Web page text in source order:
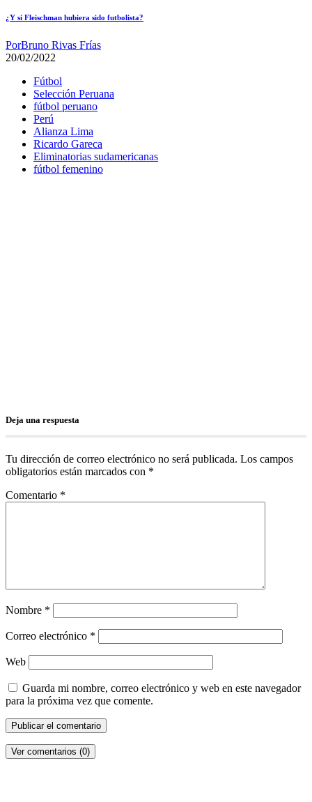
¿Y si Fleischman hubiera sido futbolista?
PorBruno Rivas Frías
20/02/2022
Fútbol
Selección Peruana
fútbol peruano
Perú
Alianza Lima
Ricardo Gareca
Eliminatorias sudamericanas
fútbol femenino
Deja una respuesta
Tu dirección de correo electrónico no será publicada. Los campos
obligatorios están marcados con *
Comentario *
Nombre *
Correo electrónico *
Web
Guarda mi nombre, correo electrónico y web en este navegador
para la próxima vez que comente.
Ver comentarios (0)